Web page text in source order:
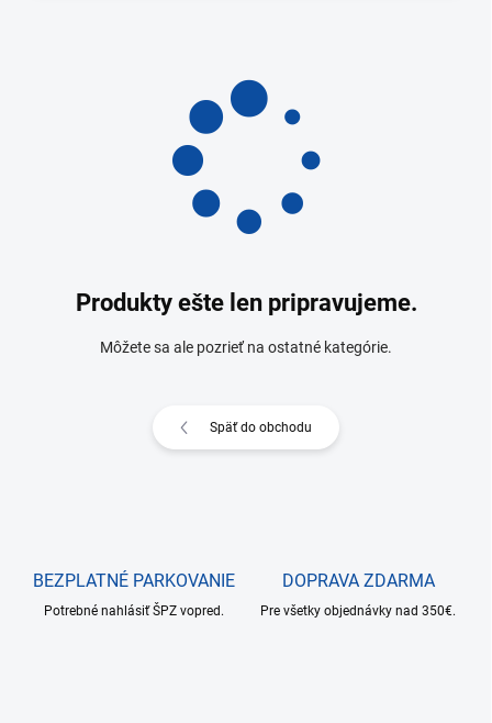
Produkty ešte len pripravujeme.
Môžete sa ale pozrieť na ostatné kategórie.
Späť do obchodu
BEZPLATNÉ PARKOVANIE
Potrebné nahlásiť ŠPZ vopred.
DOPRAVA ZDARMA
Pre všetky objednávky nad 350€.